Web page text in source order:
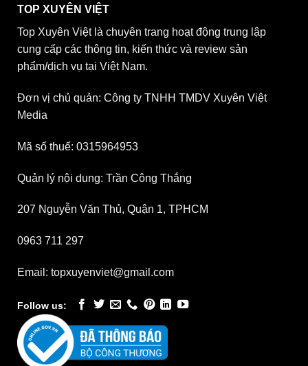
TOP XUYÊN VIỆT
Top Xuyên Việt là chuyên trang hoạt động trung lập
cung cấp các thông tin, kiến thức và review sản
phẩm/dịch vụ tại Việt Nam.
Đơn vị chủ quản: Công ty TNHH TMDV Xuyên Việt
Media
Mã số thuế: 0315964953
Quản lý nội dung: Trần Công Thắng
207 Nguyễn Văn Thủ, Quận 1, TPHCM
0963 711 297
Email: topxuyenviet@gmail.com
Follow us: